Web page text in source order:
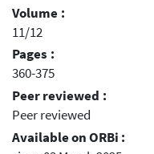
Volume :
11/12
Pages :
360-375
Peer reviewed :
Peer reviewed
Available on ORBi :